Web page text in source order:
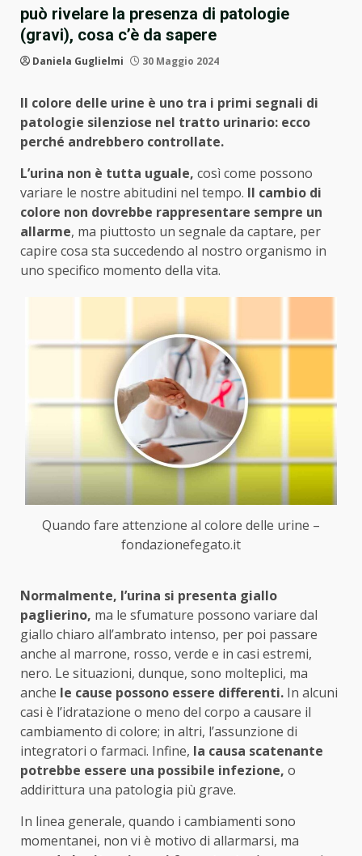
può rivelare la presenza di patologie
(gravi), cosa c’è da sapere
Daniela Guglielmi 30 Maggio 2024
Il colore delle urine è uno tra i primi segnali di
patologie silenziose nel tratto urinario: ecco
perché andrebbero controllate.
L’urina non è tutta uguale, così come possono
variare le nostre abitudini nel tempo. Il cambio di
colore non dovrebbe rappresentare sempre un
allarme, ma piuttosto un segnale da captare, per
capire cosa sta succedendo al nostro organismo in
uno specifico momento della vita.
Quando fare attenzione al colore delle urine –
fondazionefegato.it
Normalmente, l’urina si presenta giallo
paglierino, ma le sfumature possono variare dal
giallo chiaro all’ambrato intenso, per poi passare
anche al marrone, rosso, verde e in casi estremi,
nero. Le situazioni, dunque, sono molteplici, ma
anche le cause possono essere differenti. In alcuni
casi è l’idratazione o meno del corpo a causare il
cambiamento di colore; in altri, l’assunzione di
integratori o farmaci. Infine, la causa scatenante
potrebbe essere una possibile infezione, o
addirittura una patologia più grave.
In linea generale, quando i cambiamenti sono
momentanei, non vi è motivo di allarmarsi, ma